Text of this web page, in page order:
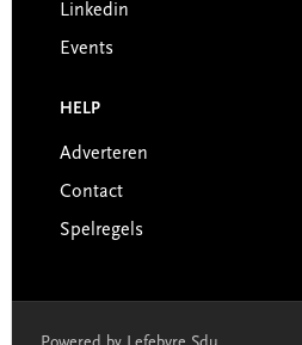
Linkedin
Events
HELP
Adverteren
Contact
Spelregels